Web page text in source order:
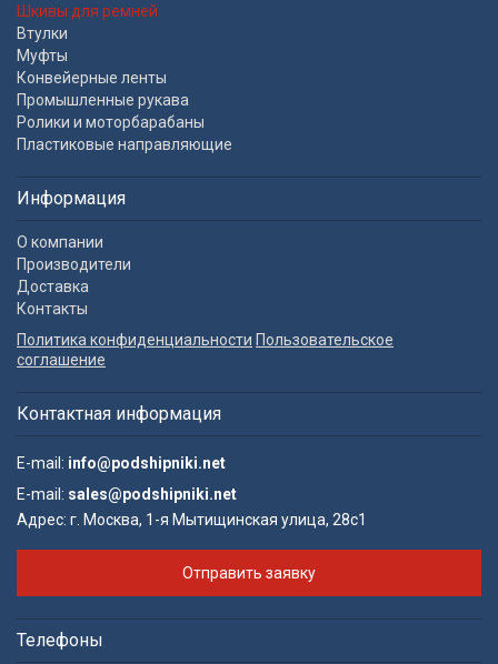
Шкивы для ремней
Втулки
Муфты
Конвейерные ленты
Промышленные рукава
Ролики и моторбарабаны
Пластиковые направляющие
Информация
О компании
Производители
Доставка
Контакты
Политика конфиденциальности Пользовательское
соглашение
Контактная информация
E-mail: info@podshipniki.net
E-mail: sales@podshipniki.net
Адрес: г. Москва, 1-я Мытищинская улица, 28с1
Отправить заявку
Телефоны